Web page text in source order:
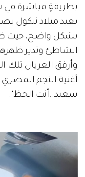
بطريقةٍ مباشرة في
بعيد ميلاد نيكول
بشكل واضح، حيث
الشاطئ وتدير
وأرفق العريان تلك
أغنية النجم
سعيد..أنت الحظ".